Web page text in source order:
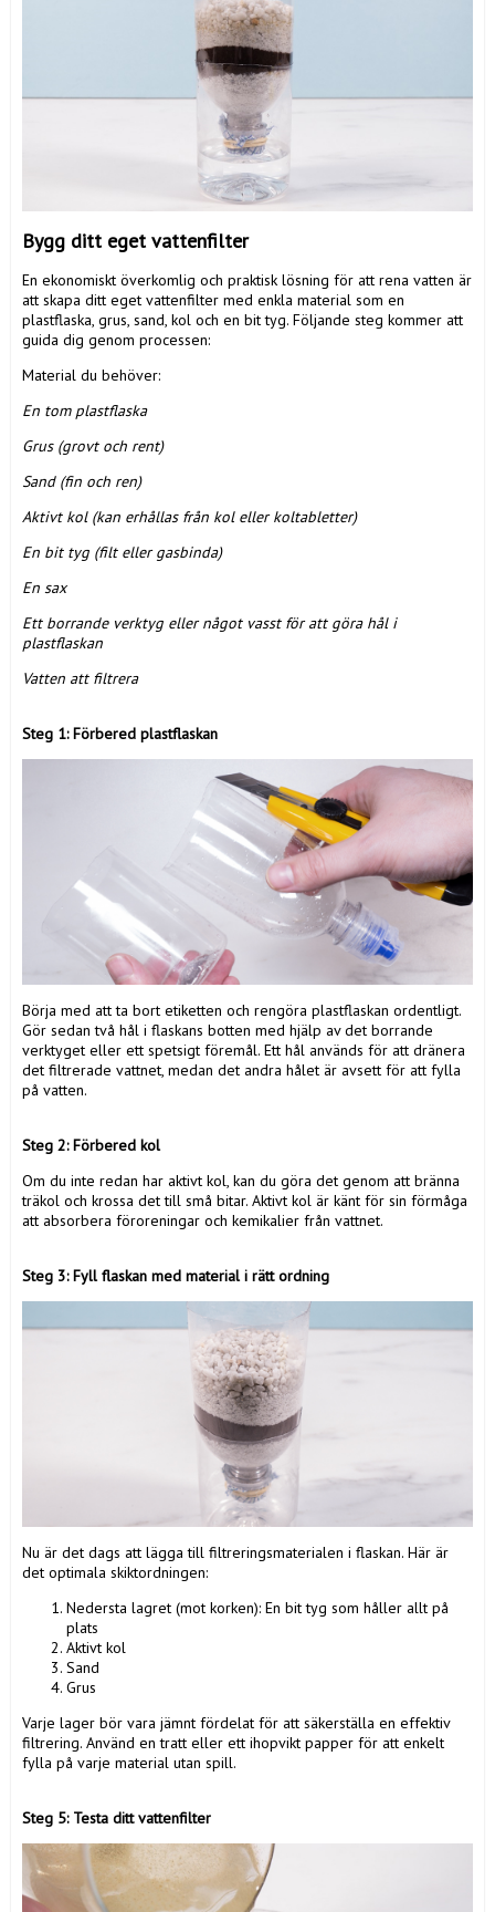
Bygg ditt eget vattenfilter
En ekonomiskt överkomlig och praktisk lösning för att rena vatten är
att skapa ditt eget vattenfilter med enkla material som en
plastflaska, grus, sand, kol och en bit tyg. Följande steg kommer att
guida dig genom processen:
Material du behöver:
En tom plastflaska
Grus (grovt och rent)
Sand (fin och ren)
Aktivt kol (kan erhållas från kol eller koltabletter)
En bit tyg (filt eller gasbinda)
En sax
Ett borrande verktyg eller något vasst för att göra hål i
plastflaskan
Vatten att filtrera
Steg 1: Förbered plastflaskan
Börja med att ta bort etiketten och rengöra plastflaskan ordentligt.
Gör sedan två hål i flaskans botten med hjälp av det borrande
verktyget eller ett spetsigt föremål. Ett hål används för att dränera
det filtrerade vattnet, medan det andra hålet är avsett för att fylla
på vatten.
Steg 2: Förbered kol
Om du inte redan har aktivt kol, kan du göra det genom att bränna
träkol och krossa det till små bitar. Aktivt kol är känt för sin förmåga
att absorbera föroreningar och kemikalier från vattnet.
Steg 3: Fyll flaskan med material i rätt ordning
Nu är det dags att lägga till filtreringsmaterialen i flaskan. Här är
det optimala skiktordningen:
Nedersta lagret (mot korken): En bit tyg som håller allt på
plats
Aktivt kol
Sand
Grus
Varje lager bör vara jämnt fördelat för att säkerställa en effektiv
filtrering. Använd en tratt eller ett ihopvikt papper för att enkelt
fylla på varje material utan spill.
Steg 5: Testa ditt vattenfilter